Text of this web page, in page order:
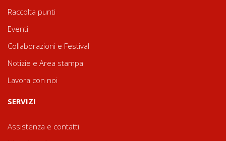
Raccolta punti
Eventi
Collaborazioni e Festival
Notizie e Area stampa
Lavora con noi
SERVIZI
Assistenza e contatti